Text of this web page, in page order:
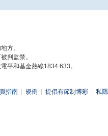
方。
判監禁。
平和基金熱線1834 633。
指南 規例 提倡有節制博彩 私